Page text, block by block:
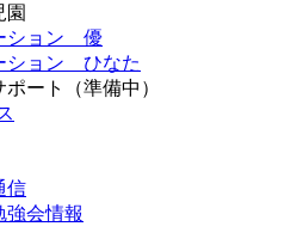
園
ション 優
ション ひなた
ート（準備中）
信
強会情報